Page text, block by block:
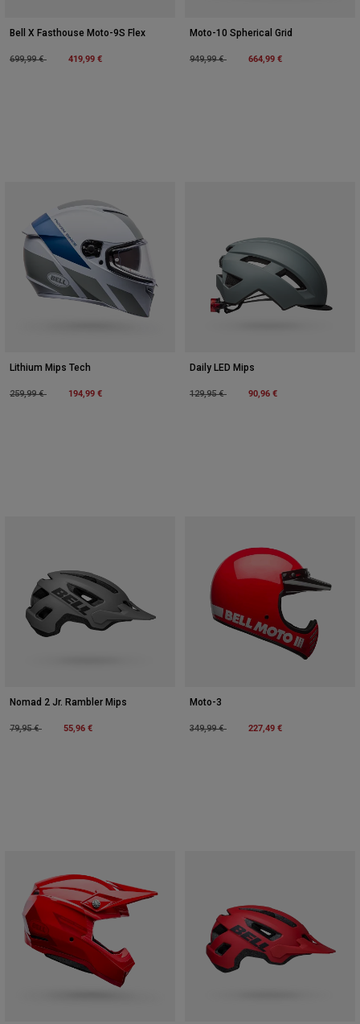
Bell X Fasthouse Moto-9S Flex
Price reduced from
699,99 €to 419,99 €
Moto-10 Spherical Grid
Price reduced from
949,99 €to 664,99 €
Lithium Mips Tech
Price reduced from
259,99 €to 194,99 €
Daily LED Mips
Price reduced from
129,95 €to 90,96 €
Nomad 2 Jr. Rambler Mips
Price reduced from
79,95 €to 55,96 €
Moto-3
Price reduced from
349,99 €to 227,49 €